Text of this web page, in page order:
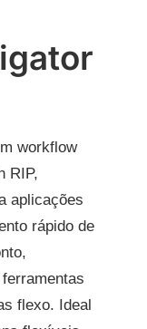
workflow
RIP,
aplicações
rápido de
flexo. Ideal